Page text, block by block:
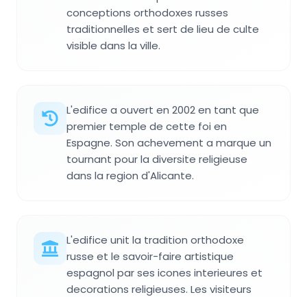
conceptions orthodoxes russes
traditionnelles et sert de lieu de culte
visible dans la ville.
L'edifice a ouvert en 2002 en tant que
premier temple de cette foi en
Espagne. Son achevement a marque un
tournant pour la diversite religieuse
dans la region d'Alicante.
L'edifice unit la tradition orthodoxe
russe et le savoir-faire artistique
espagnol par ses icones interieures et
decorations religieuses. Les visiteurs